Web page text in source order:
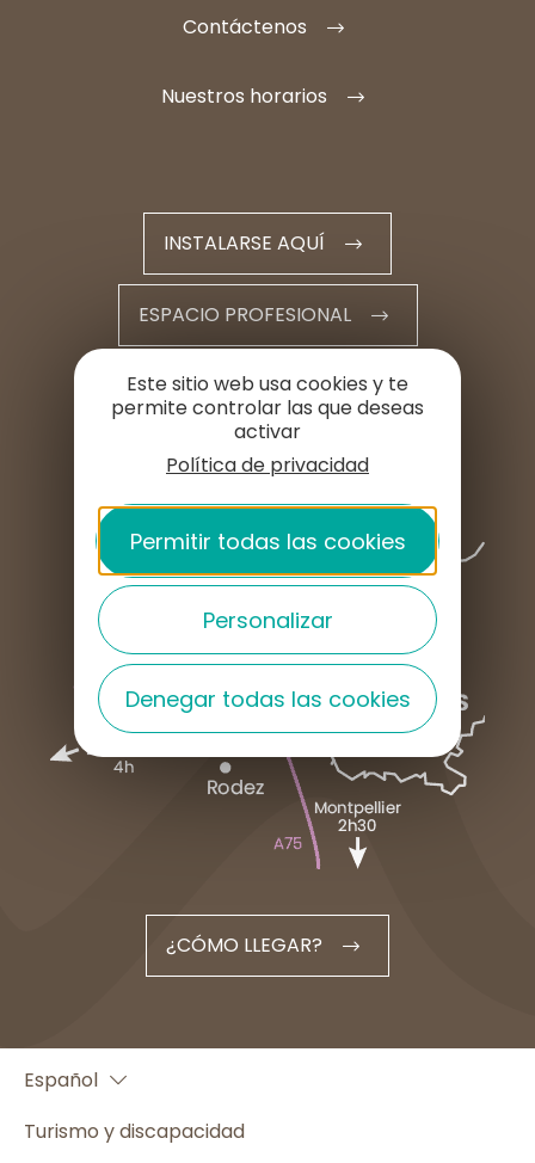
Contáctenos
Nuestros horarios
INSTALARSE AQUÍ
ESPACIO PROFESIONAL
ESPACIO DE PRENSA
¿CÓMO LLEGAR?
Español
English
Turismo y discapacidad
Este sitio web usa cookies y te
permite controlar las que deseas
activar
Política de privacidad
Permitir todas las cookies
Personalizar
Denegar todas las cookies